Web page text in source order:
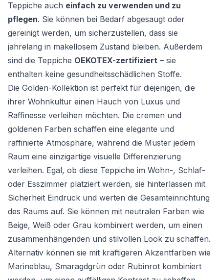
Teppiche auch einfach zu verwenden und zu
pflegen. Sie können bei Bedarf abgesaugt oder
gereinigt werden, um sicherzustellen, dass sie
jahrelang in makellosem Zustand bleiben. Außerdem
sind die Teppiche OEKOTEX-zertifiziert – sie
enthalten keine gesundheitsschädlichen Stoffe.
Die Golden-Kollektion ist perfekt für diejenigen, die
ihrer Wohnkultur einen Hauch von Luxus und
Raffinesse verleihen möchten. Die cremen und
goldenen Farben schaffen eine elegante und
raffinierte Atmosphäre, während die Muster jedem
Raum eine einzigartige visuelle Differenzierung
verleihen. Egal, ob diese Teppiche im Wohn-, Schlaf-
oder Esszimmer platziert werden, sie hinterlassen mit
Sicherheit Eindruck und werten die Gesamteinrichtung
des Raums auf. Sie können mit neutralen Farben wie
Beige, Weiß oder Grau kombiniert werden, um einen
zusammenhängenden und stilvollen Look zu schaffen.
Alternativ können sie mit kräftigeren Akzentfarben wie
Marineblau, Smaragdgrün oder Rubinrot kombiniert